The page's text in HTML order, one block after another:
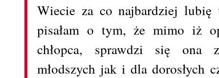
Wiecie za co najbardziej
pisałam o tym, że mimo iż
chłopca, sprawdzi się ona
młodszych jak i dla dorosłych